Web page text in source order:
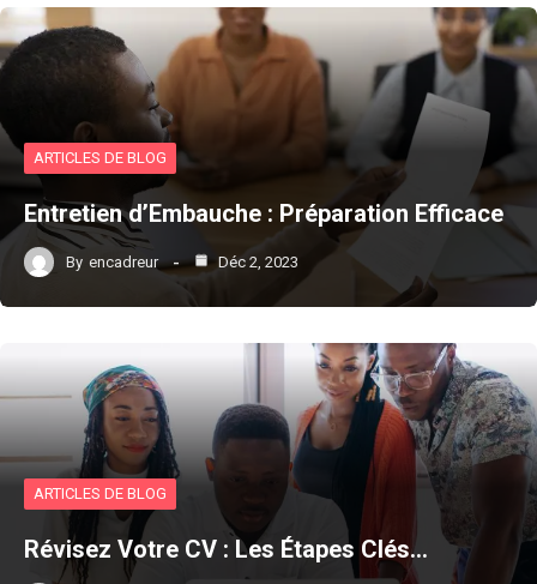
ARTICLES DE BLOG
Entretien d’Embauche : Préparation Efficace
By encadreur Déc 2, 2023
ARTICLES DE BLOG
Révisez Votre CV : Les Étapes Clés…